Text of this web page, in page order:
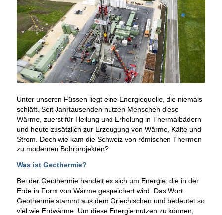
Unter unseren Füssen liegt eine Energiequelle, die niemals
schläft. Seit Jahrtausenden nutzen Menschen diese
Wärme, zuerst für Heilung und Erholung in Thermalbädern
und heute zusätzlich zur Erzeugung von Wärme, Kälte und
Strom. Doch wie kam die Schweiz von römischen Thermen
zu modernen Bohrprojekten?
Was ist Geothermie?
Bei der Geothermie handelt es sich um Energie, die in der
Erde in Form von Wärme gespeichert wird. Das Wort
Geothermie stammt aus dem Griechischen und bedeutet so
viel wie Erdwärme. Um diese Energie nutzen zu können,